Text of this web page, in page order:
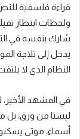
قراءة فلسفية
ولحظات انتظار
شارك بنفسه في
يدخل إلى ثلاجة
النظام الذي لا
في المشهد
ليستا من ورق، بل
أسماء، موتى